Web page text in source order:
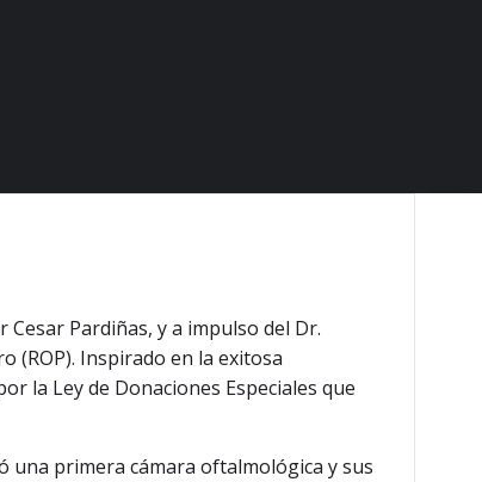
Pardiñas, y a impulso del Dr.
(ROP). Inspirado en la exitosa
la Ley de Donaciones Especiales que
una primera cámara oftalmológica y sus